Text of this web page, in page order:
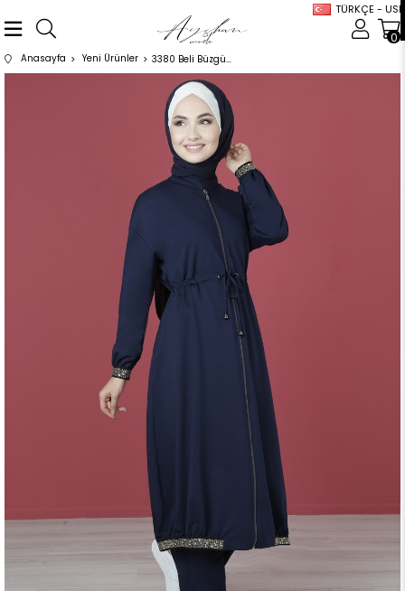
TÜRKÇE - USD
0
Anasayfa Yeni Ürünler 3380 Beli Büzgülü Lacivert Spor Takım